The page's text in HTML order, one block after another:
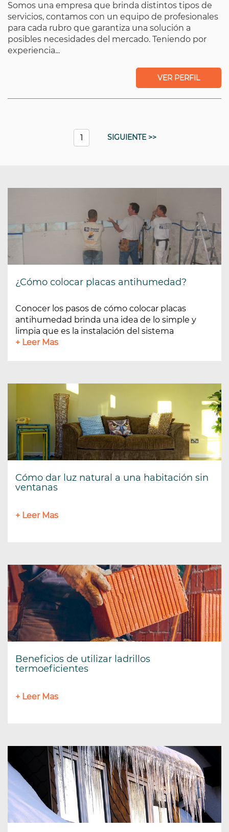
Somos una empresa que brinda distintos tipos de
servicios, contamos con un equipo de profesionales
para cada rubro que garantiza una solución a
posibles necesidades del mercado. Teniendo por
experiencia...
VER PERFIL
1 SIGUIENTE >>
¿Cómo colocar placas antihumedad?
Conocer los pasos de cómo colocar placas
antihumedad brinda una idea de lo simple y
limpia que es la instalación del sistema
+ Leer Mas
Cómo dar luz natural a una habitación sin
ventanas
+ Leer Mas
Beneficios de utilizar ladrillos
termoeficientes
+ Leer Mas